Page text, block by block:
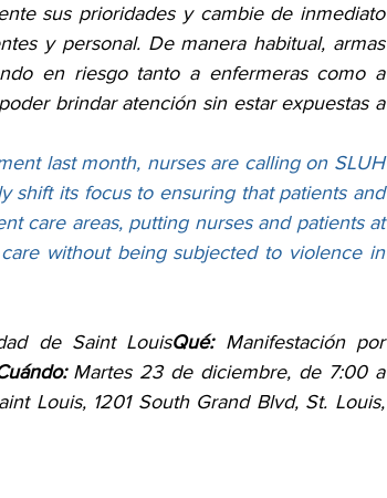
sus prioridades y cambie de inmediato
y personal. De manera habitual, armas
en riesgo tanto a enfermeras como a
brindar atención sin estar expuestas a
last month, nurses are calling on SLUH
shift its focus to ensuring that patients and
care areas, putting nurses and patients at
without being subjected to violence in
de Saint LouisQué: Manifestación por
Martes 23 de diciembre, de 7:00 a
Louis, 1201 South Grand Blvd, St. Louis,